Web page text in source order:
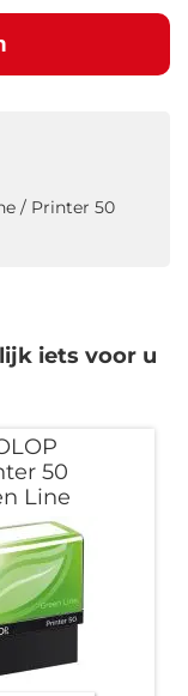
/ Printer 50
iets voor u
50
Line